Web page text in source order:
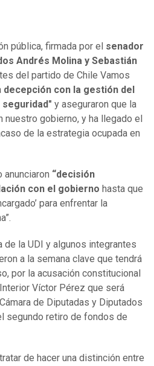
pública, firmada por el senador
Andrés Molina y Sebastián
del partido de Chile Vamos
decepción con la gestión del
y aseguraron que la
nuestro gobierno, y ha llegado el
de la estrategia ocupada en
anunciaron “decisión
con el gobierno hasta que
para enfrentar la
de la UDI y algunos integrantes
a la semana clave que tendrá
por la acusación constitucional
Víctor Pérez que será
de Diputadas y Diputados
segundo retiro de fondos de
de hacer una distinción entre